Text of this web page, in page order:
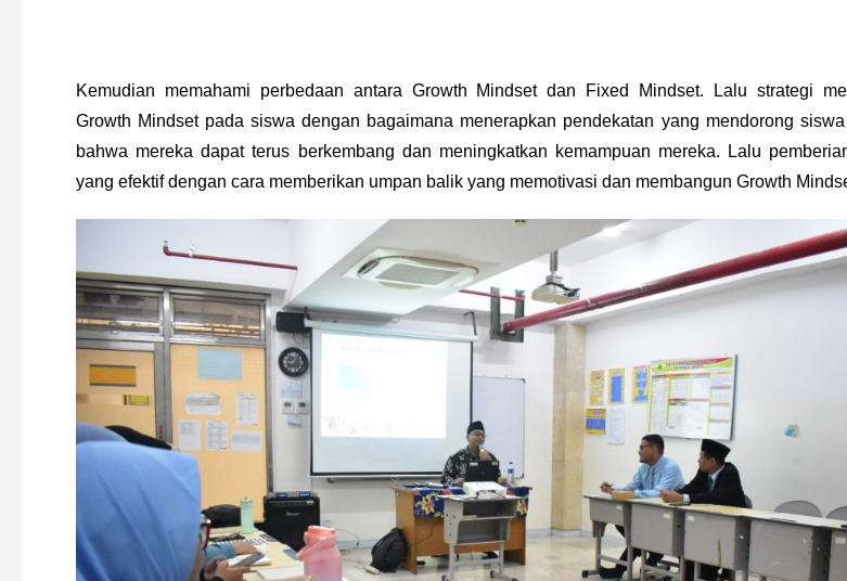
Kemudian memahami perbedaan antara Growth Mindset dan Fixed Mindset. Lalu strategi
Growth Mindset pada siswa dengan bagaimana menerapkan pendekatan yang mendorong
bahwa mereka dapat terus berkembang dan meningkatkan kemampuan mereka. Lalu
yang efektif dengan cara memberikan umpan balik yang memotivasi dan membangun Growth